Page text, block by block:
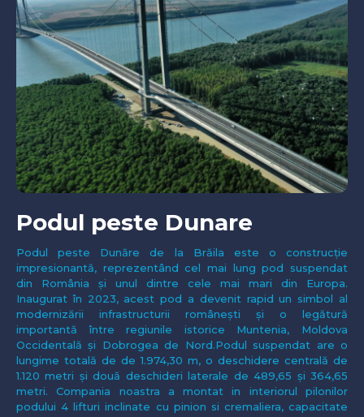
Podul peste Dunare
Podul peste Dunăre de la Brăila este o construcție
impresionantă, reprezentând cel mai lung pod suspendat
din România și unul dintre cele mai mari din Europa.
Inaugurat în 2023, acest pod a devenit rapid un simbol al
modernizării infrastructurii românești și o legătură
importantă între regiunile istorice Muntenia, Moldova
Occidentală și Dobrogea de Nord.Podul suspendat are o
lungime totală de de 1.974,30 m, o deschidere centrală de
1.120 metri și două deschideri laterale de 489,65 și 364,65
metri. Compania noastra a montat in interiorul pilonilor
podului 4 lifturi inclinate cu pinion si cremaliera, capacitate